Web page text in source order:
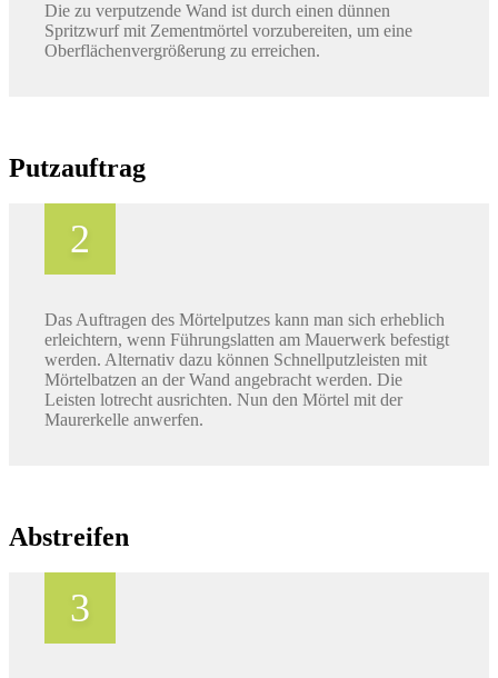
Die zu verputzende Wand ist durch einen dünnen
Spritzwurf mit Zementmörtel vorzubereiten, um eine
Oberflächenvergrößerung zu erreichen.
Putzauftrag
Das Auftragen des Mörtelputzes kann man sich erheblich
erleichtern, wenn Führungslatten am Mauerwerk befestigt
werden. Alternativ dazu können Schnellputzleisten mit
Mörtelbatzen an der Wand angebracht werden. Die
Leisten lotrecht ausrichten. Nun den Mörtel mit der
Maurerkelle anwerfen.
Abstreifen